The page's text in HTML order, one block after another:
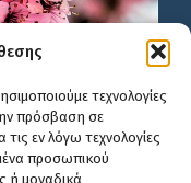
τεχνολογίες
πρόσβαση σε
εν λόγω τεχνολογίες
προσωπικού
ή μοναδικά